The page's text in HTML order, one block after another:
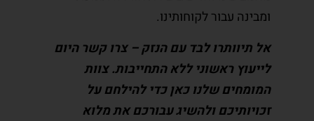
ומבינה עבור לקוחותינו.
אל תיוותרו לבד עם הנזק – צרו קשר היום
לייעוץ ראשוני ללא התחייבות. צוות
המומחים שלנו כאן כדי להילחם על
זכויותיכם ולהשיג עבורכם את מלוא